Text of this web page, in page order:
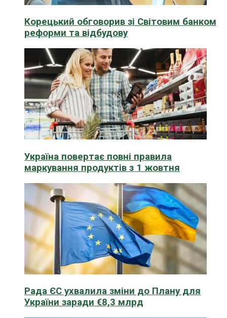
Корецький обговорив зі Світовим банком
реформи та відбудову
Україна повертає повні правила
маркування продуктів з 1 жовтня
Рада ЄС ухвалила зміни до Плану для
України заради €8,3 млрд